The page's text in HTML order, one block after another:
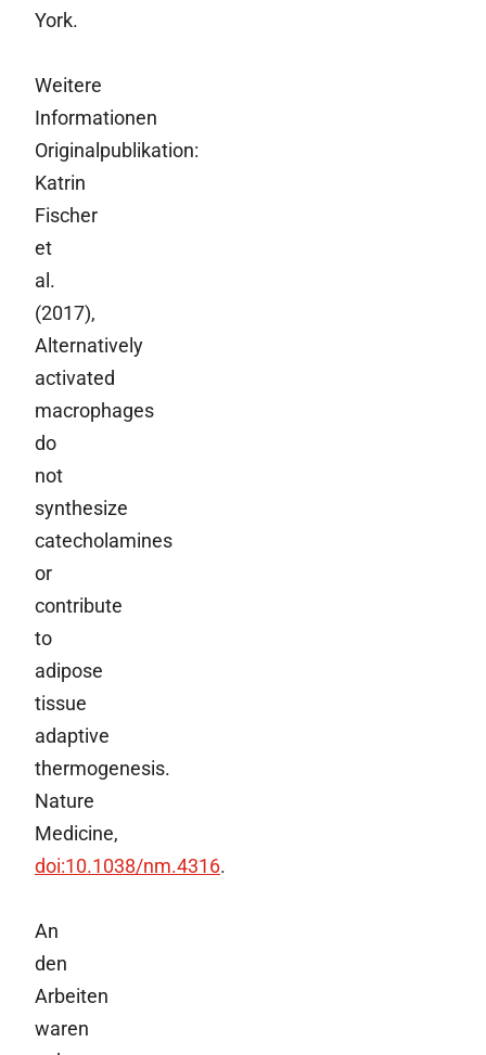
York.
Weitere
Informationen
Originalpublikation:
Katrin
Fischer
et
al.
(2017),
Alternatively
activated
macrophages
do
not
synthesize
catecholamines
or
contribute
to
adipose
tissue
adaptive
thermogenesis.
Nature
Medicine,
doi:10.1038/nm.4316.
An
den
Arbeiten
waren